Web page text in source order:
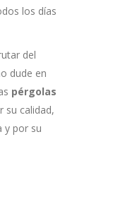
los días
del
dude en
pérgolas
su calidad,
y por su